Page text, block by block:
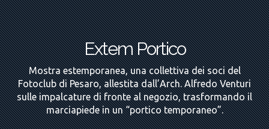
Extem Portico
Mostra estemporanea, una collettiva dei soci del
Fotoclub di Pesaro, allestita dall’Arch. Alfredo Venturi
sulle impalcature di fronte al negozio, trasformando il
marciapiede in un “portico temporaneo”.